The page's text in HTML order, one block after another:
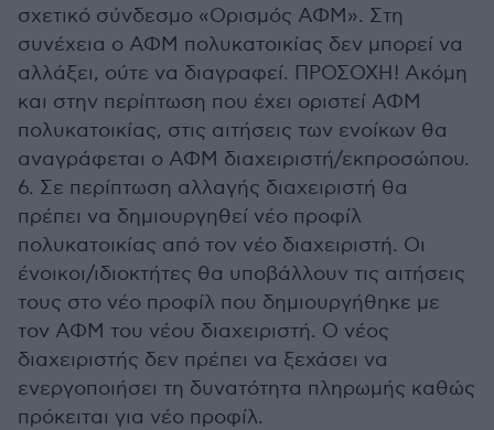
σχετικό σύνδεσμο «Ορισμός ΑΦΜ». Στη
συνέχεια ο ΑΦΜ πολυκατοικίας δεν μπορεί να
αλλάξει, ούτε να διαγραφεί. ΠΡΟΣΟΧΗ! Ακόμη
και στην περίπτωση που έχει οριστεί ΑΦΜ
πολυκατοικίας, στις αιτήσεις των ενοίκων θα
αναγράφεται ο ΑΦΜ διαχειριστή/εκπροσώπου.
6. Σε περίπτωση αλλαγής διαχειριστή θα
πρέπει να δημιουργηθεί νέο προφίλ
πολυκατοικίας από τον νέο διαχειριστή. Οι
ένοικοι/ιδιοκτήτες θα υποβάλλουν τις αιτήσεις
τους στο νέο προφίλ που δημιουργήθηκε με
τον ΑΦΜ του νέου διαχειριστή. Ο νέος
διαχειριστής δεν πρέπει να ξεχάσει να
ενεργοποιήσει τη δυνατότητα πληρωμής καθώς
πρόκειται για νέο προφίλ.